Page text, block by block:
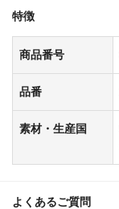
特徴
商品番号
品番
素材・生産国
よくあるご質問